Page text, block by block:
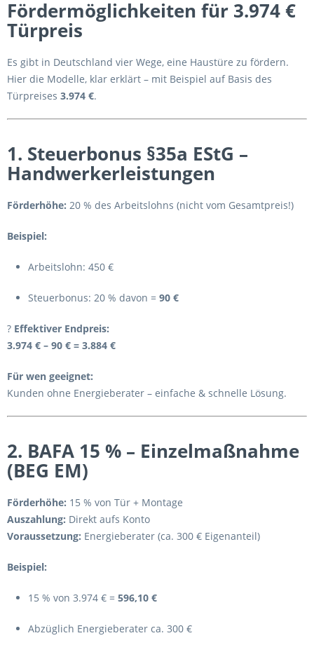
Fördermöglichkeiten für 3.974 €
Türpreis
Es gibt in Deutschland vier Wege, eine Haustüre zu fördern.
Hier die Modelle, klar erklärt – mit Beispiel auf Basis des
Türpreises 3.974 €.
1. Steuerbonus §35a EStG –
Handwerkerleistungen
Förderhöhe: 20 % des Arbeitslohns (nicht vom Gesamtpreis!)
Beispiel:
Arbeitslohn: 450 €
Steuerbonus: 20 % davon = 90 €
? Effektiver Endpreis:
3.974 € – 90 € = 3.884 €
Für wen geeignet:
Kunden ohne Energieberater – einfache & schnelle Lösung.
2. BAFA 15 % – Einzelmaßnahme
(BEG EM)
Förderhöhe: 15 % von Tür + Montage
Auszahlung: Direkt aufs Konto
Voraussetzung: Energieberater (ca. 300 € Eigenanteil)
Beispiel:
15 % von 3.974 € = 596,10 €
Abzüglich Energieberater ca. 300 €